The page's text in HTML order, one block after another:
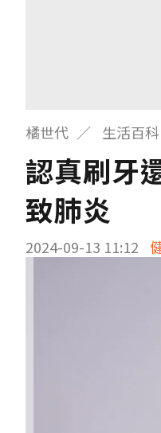
橘世代 生活百科
認真刷牙
致肺炎
2024-09-13 11:12